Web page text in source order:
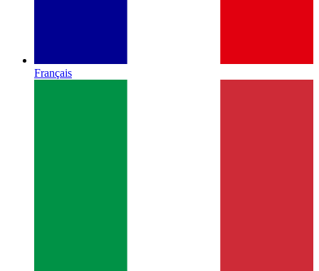
Français